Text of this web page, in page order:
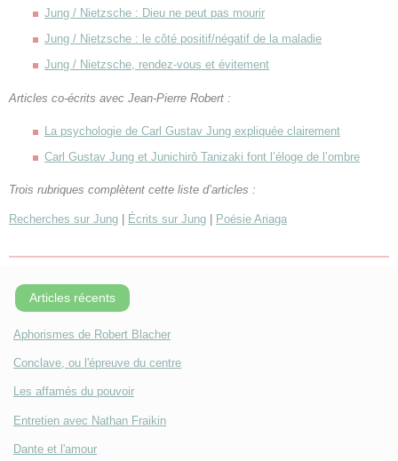
Jung / Nietzsche : Dieu ne peut pas mourir
Jung / Nietzsche : le côté positif/négatif de la maladie
Jung / Nietzsche, rendez-vous et évitement
Articles co-écrits avec Jean-Pierre Robert :
La psychologie de Carl Gustav Jung expliquée clairement
Carl Gustav Jung et Junichirô Tanizaki font l’éloge de l’ombre
Trois rubriques complètent cette liste d’articles :
Recherches sur Jung | Écrits sur Jung | Poésie Ariaga
Articles récents
Aphorismes de Robert Blacher
Conclave, ou l'épreuve du centre
Les affamés du pouvoir
Entretien avec Nathan Fraikin
Dante et l'amour